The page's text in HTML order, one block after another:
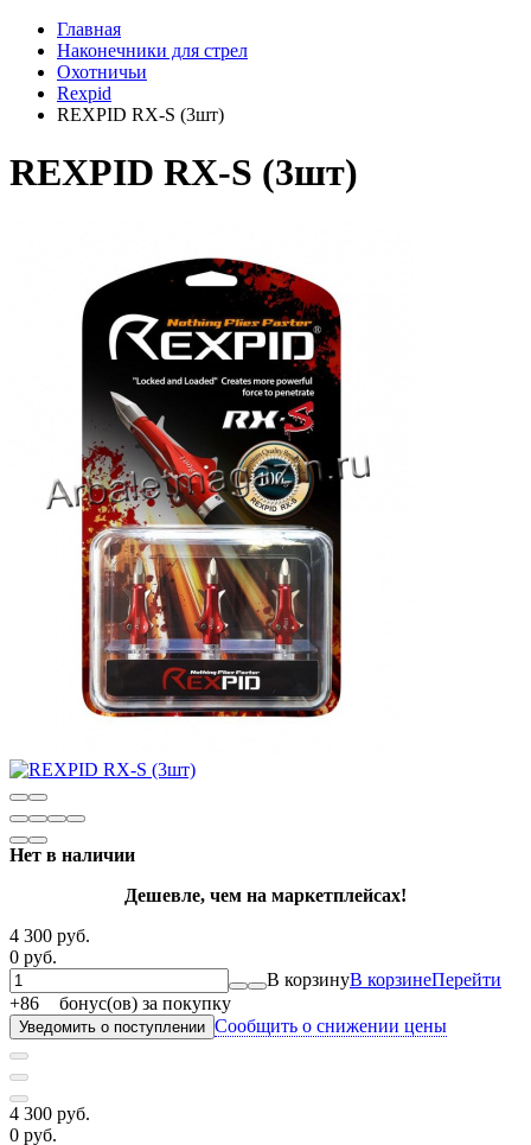
Главная
Наконечники для стрел
Охотничьи
Rexpid
REXPID RX-S (3шт)
REXPID RX-S (3шт)
Нет в наличии
Дешевле, чем на маркетплейсах!
4 300 руб.
0 руб.
В корзинуВ корзинеПерейти
+86 бонус(ов) за покупку
Уведомить о поступлении Сообщить о снижении цены
4 300 руб.
0 руб.